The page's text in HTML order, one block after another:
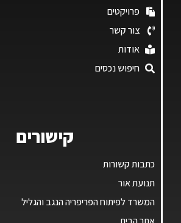
פרויקטים
צור קשר
אודות
חיפוש נכסים
קישורים
כתבות קשורות
תנועת אור
המשרד לפיתוח הפריפריה הנגב והגליל